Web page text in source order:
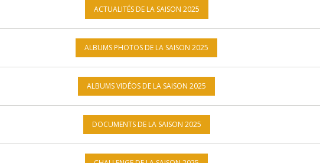
ACTUALITÉS DE LA SAISON 2025
ALBUMS PHOTOS DE LA SAISON 2025
ALBUMS VIDÉOS DE LA SAISON 2025
DOCUMENTS DE LA SAISON 2025